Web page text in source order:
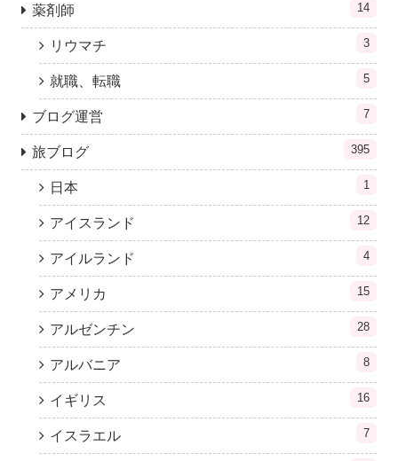
薬剤師 14
リウマチ 3
就職、転職 5
ブログ運営 7
旅ブログ 395
日本 1
アイスランド 12
アイルランド 4
アメリカ 15
アルゼンチン 28
アルバニア 8
イギリス 16
イスラエル 7